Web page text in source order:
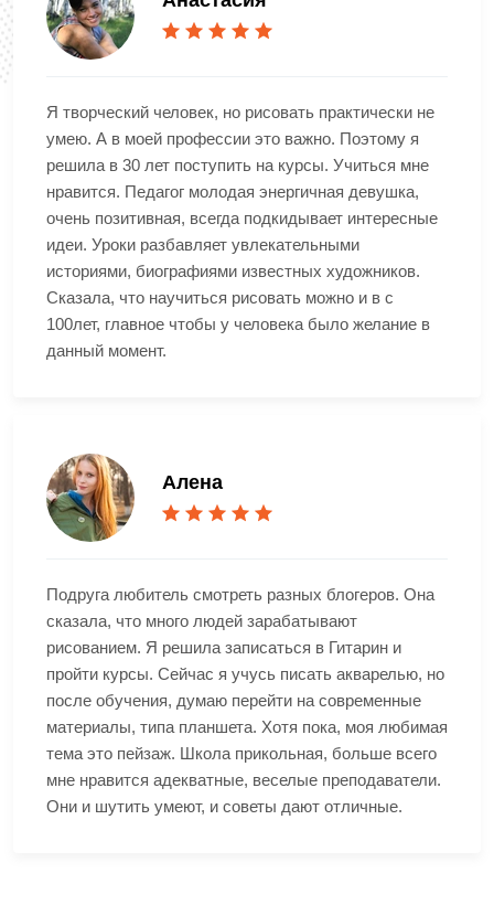
Я творческий человек, но рисовать практически не
умею. А в моей профессии это важно. Поэтому я
решила в 30 лет поступить на курсы. Учиться мне
нравится. Педагог молодая энергичная девушка,
очень позитивная, всегда подкидывает интересные
идеи. Уроки разбавляет увлекательными
историями, биографиями известных художников.
Сказала, что научиться рисовать можно и в с
100лет, главное чтобы у человека было желание в
данный момент.
Алена
Подруга любитель смотреть разных блогеров. Она
сказала, что много людей зарабатывают
рисованием. Я решила записаться в Гитарин и
пройти курсы. Сейчас я учусь писать акварелью, но
после обучения, думаю перейти на современные
материалы, типа планшета. Хотя пока, моя любимая
тема это пейзаж. Школа прикольная, больше всего
мне нравится адекватные, веселые преподаватели.
Они и шутить умеют, и советы дают отличные.